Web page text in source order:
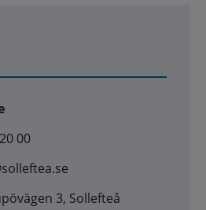
00
3, Sollefteå